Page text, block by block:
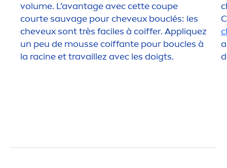
volume. L’avantage avec cette coupe
courte sauvage pour cheveux bouclés: les
cheveux sont très faciles à coiffer. Appliquez
un peu de mousse coiffante pour boucles à
la racine et travaillez avec les doigts.